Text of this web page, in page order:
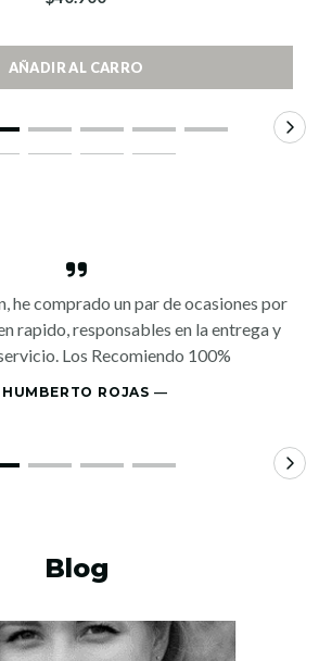
AÑADIR AL CARRO
he comprado un par de ocasiones por
rapido, responsables en la entrega y
Los Recomiendo 100%
ROJAS ―
Blog